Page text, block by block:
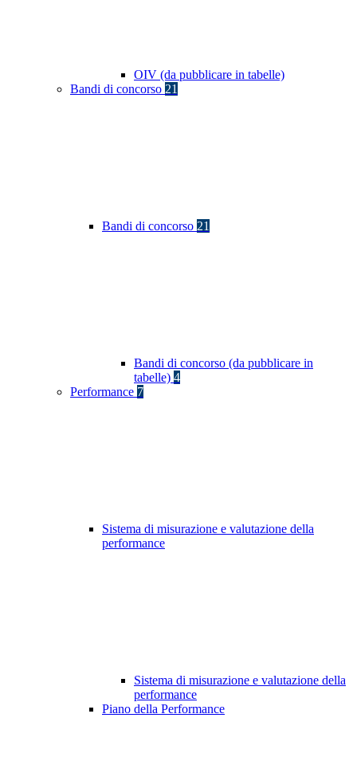
OIV (da pubblicare in tabelle)
Bandi di concorso 21
Bandi di concorso 21
Bandi di concorso (da pubblicare in
tabelle) 4
Performance 7
Sistema di misurazione e valutazione della
performance
Sistema di misurazione e valutazione della
performance
Piano della Performance